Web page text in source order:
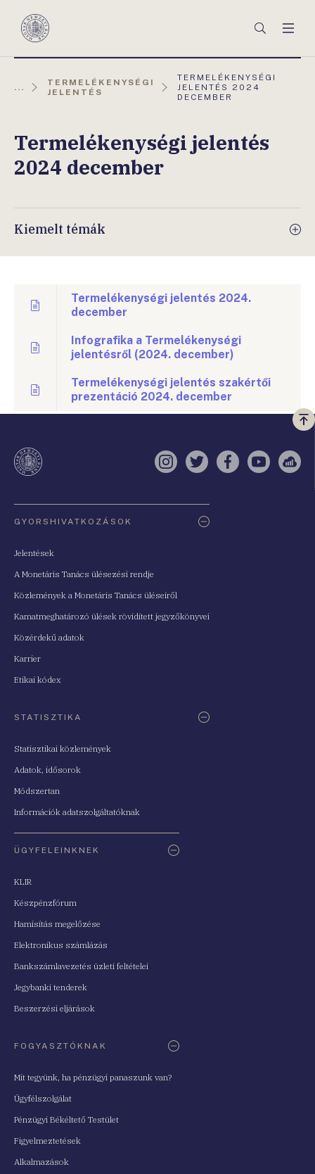
Magyar
Keresés
...
TERMELÉKENYSÉGI
JELENTÉS
AKTUÁLIS
OLDAL:
TERMELÉKENYSÉGI
JELENTÉS 2024
DECEMBER
Termelékenységi jelentés
2024 december
Kiemelt témák
Termelékenységi jelentés 2024.
december
Infografika a Termelékenységi
jelentésről (2024. december)
Termelékenységi jelentés szakértői
prezentáció 2024. december
a
Instagram
TwitterFacebook
YouTube
GYORSHIVATKOZÁSOK
Jelentések
A Monetáris Tanács ülésezési rendje
Közlemények a Monetáris Tanács üléseiről
Kamatmeghatározó ülések rövidített jegyzőkönyvei
Közérdekű adatok
Karrier
Etikai kódex
STATISZTIKA
Statisztikai közlemények
Adatok, idősorok
Módszertan
Információk adatszolgáltatóknak
ÜGYFELEINKNEK
KLIR
Készpénzfórum
Hamisítás megelőzése
Elektronikus számlázás
Bankszámlavezetés üzleti feltételei
Jegybanki tenderek
Beszerzési eljárások
FOGYASZTÓKNAK
Mit tegyünk, ha pénzügyi panaszunk van?
Ügyfélszolgálat
Pénzügyi Békéltető Testület
Figyelmeztetések
Alkalmazások